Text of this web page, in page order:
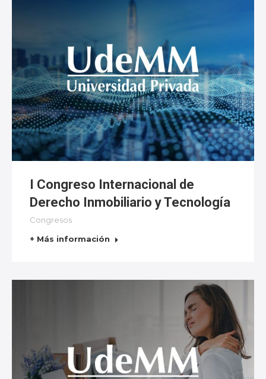
I Congreso Internacional de
Derecho Inmobiliario y Tecnología
Congresos
+ Más información